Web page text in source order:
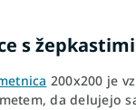
s
200x200 je
da delujejo